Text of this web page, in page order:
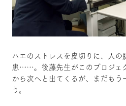
ハエのストレスを皮切りに、人
患……。後藤先生がこのプロジェ
から次へと出てくるが、まだも
う。